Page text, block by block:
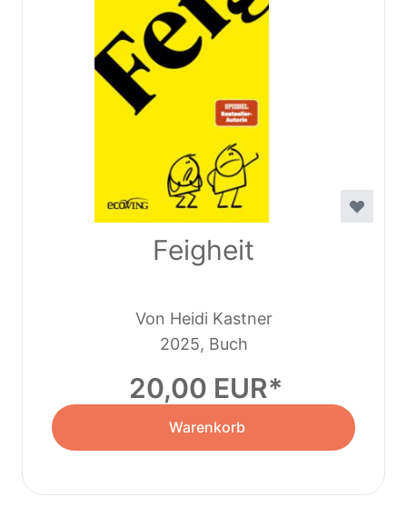
Feigheit
Von Heidi Kastner
2025, Buch
20,00 EUR
Warenkorb